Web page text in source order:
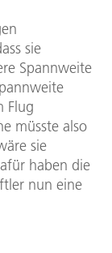
sie
Spannweite
Flug
müsste also
sie
haben die
nun eine